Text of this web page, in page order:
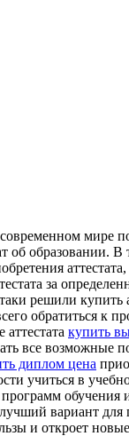
мире
об образовании.
аттестата,
за
решили купить
обратиться к
купить
все возможные
диплом цена
учиться в
обучения
вариант
и откроет